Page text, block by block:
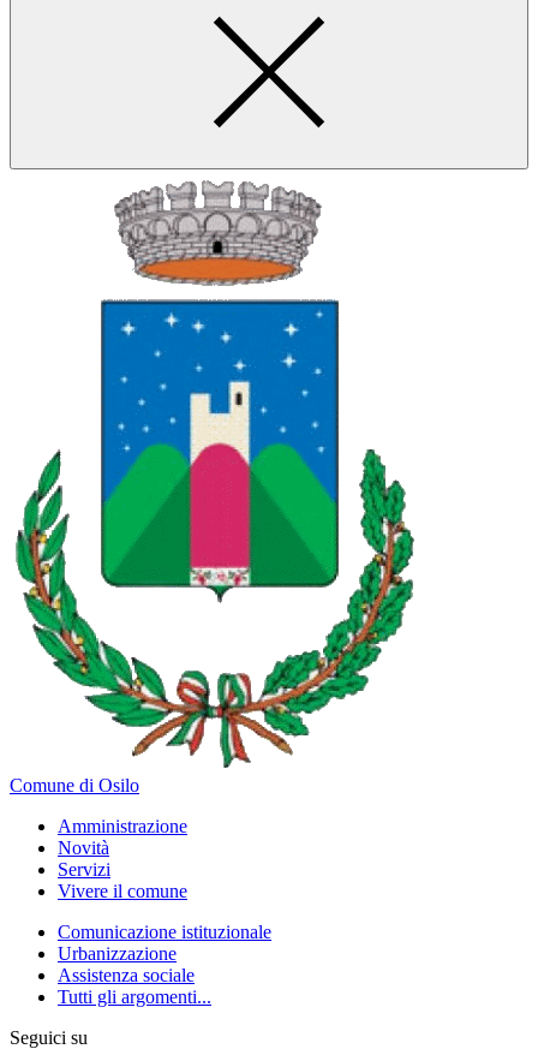
Comune di Osilo
Amministrazione
Novità
Servizi
Vivere il comune
Comunicazione istituzionale
Urbanizzazione
Assistenza sociale
Tutti gli argomenti...
Seguici su